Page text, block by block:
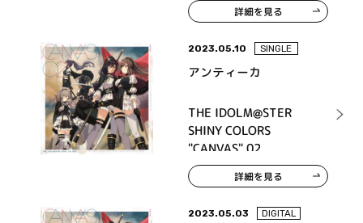
詳細を見る
2023.05.10 SINGLE
アンティーカ
THE IDOLM@STER
SHINY COLORS
"CANVAS" 02
詳細を見る
2023.05.03 DIGITAL